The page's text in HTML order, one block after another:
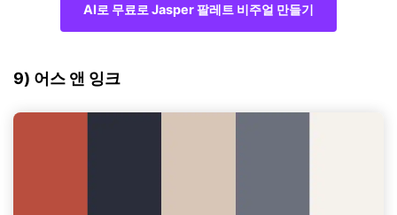
AI로 무료로 Jasper 팔레트 비주얼 만들기
9) 어스 앤 잉크